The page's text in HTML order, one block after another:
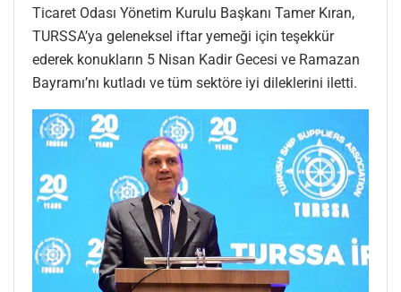
Ticaret Odası Yönetim Kurulu Başkanı Tamer Kıran,
TURSSA’ya geleneksel iftar yemeği için teşekkür
ederek konukların 5 Nisan Kadir Gecesi ve Ramazan
Bayramı’nı kutladı ve tüm sektöre iyi dileklerini iletti.